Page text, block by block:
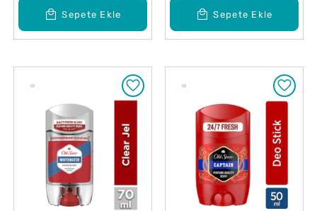
Sepete Ekle Sepete Ekle